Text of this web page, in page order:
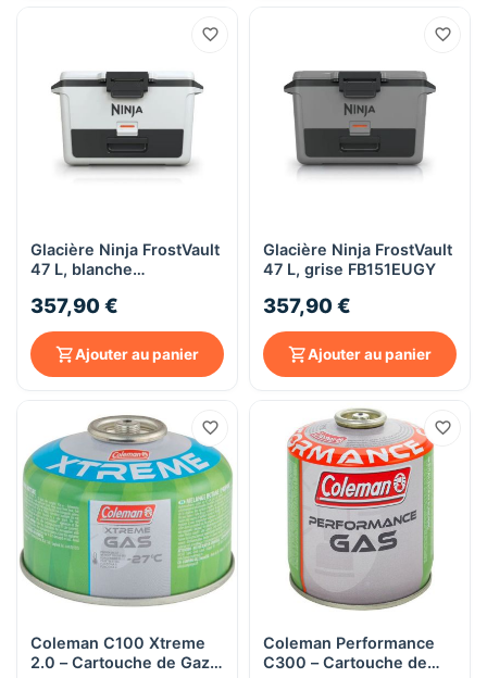
Glacière Ninja FrostVault
47 L, blanche
357,90 €
Ajouter au panier
Glacière Ninja FrostVault
47 L, grise FB151EUGY
357,90 €
Ajouter au panier
Coleman C100 Xtreme
2.0 – Cartouche de Gaz
Coleman Performance
C300 – Cartouche de